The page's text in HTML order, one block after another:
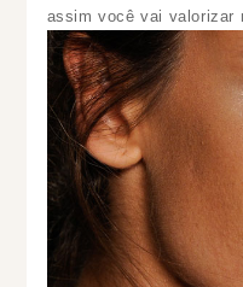
assim você vai valorizar